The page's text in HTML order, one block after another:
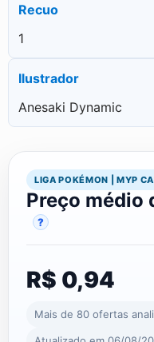
Recuo
1
Ilustrador
Anesaki Dynamic
LIGA POKÉMON | MYP
Preço médio
?
R$ 0,94
Mais de 80 ofertas